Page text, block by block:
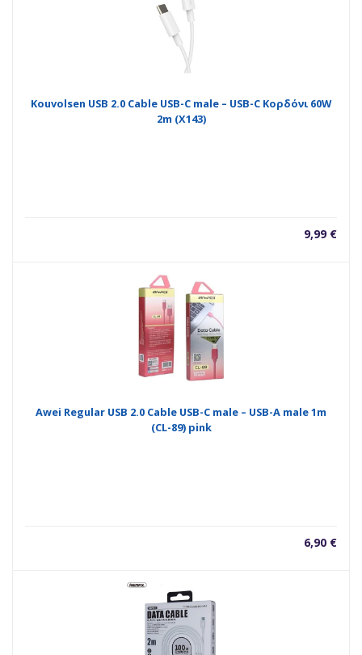
Kouvolsen USB 2.0 Cable USB-C male – USB-C Κορδόνι 60W
2m (X143)
9,99 €
Awei Regular USB 2.0 Cable USB-C male – USB-A male 1m
(CL-89) pink
6,90 €